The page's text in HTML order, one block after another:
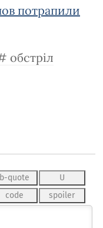
потрапили
обстріл